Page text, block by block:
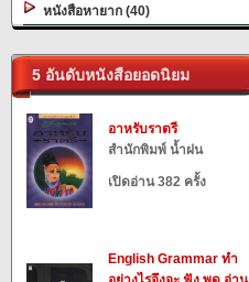
หนังสือหายาก (40)
5 อันดับหนังสือยอดนิยม
อาหรับราตรี
สำนักพิมพ์ น้ำฝน
เปิดอ่าน 382 ครั้ง
English Grammar ทำ